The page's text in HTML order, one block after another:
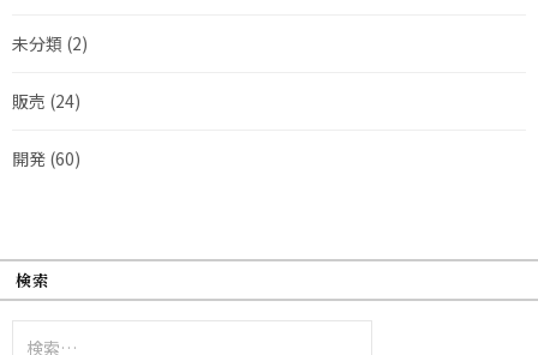
未分類 (2)
販売 (24)
開発 (60)
検索